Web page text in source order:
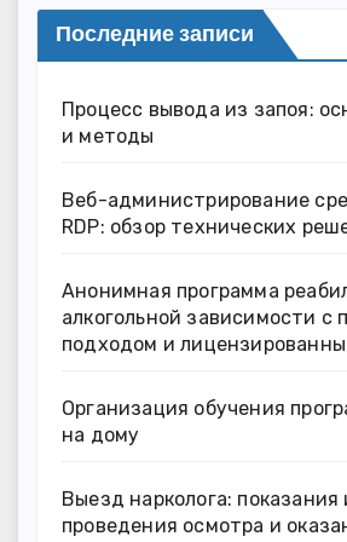
Последние записи
Процесс вывода из запоя:
и методы
Веб-администрирование
RDP: обзор технических
Анонимная программа
алкогольной зависимости с
подходом и
Организация обучения
на дому
Выезд нарколога: показания
проведения осмотра и